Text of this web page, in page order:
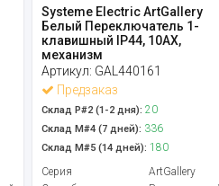
Systeme Electric ArtGallery
Белый Переключатель 1-
клавишный IP44, 10АХ,
механизм
Артикул: GAL440161
Предзаказ
Склад Р#2 (1-2 дня): 20
Склад М#4 (7 дней): 336
Склад М#5 (14 дней): 180
Серия
ArtGallery